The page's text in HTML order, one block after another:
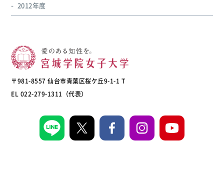
2012年度
〒981-8557 仙台市青葉区桜ケ丘9-1-1 T
EL 022-279-1311（代表）